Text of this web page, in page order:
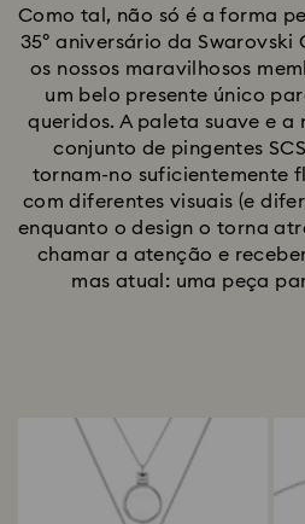
Como tal, não só é a forma
35º aniversário da
os nossos maravilhosos
um belo presente único
queridos. A paleta suave e a
conjunto de pingentes
tornam-no suficientemente
com diferentes visuais (e
enquanto o design o torna
chamar a atenção e
mas atual: uma peça